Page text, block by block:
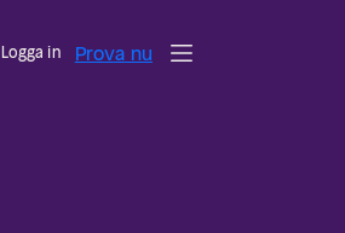
Logga in Prova nu